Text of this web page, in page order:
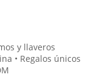
y llaveros
• Regalos únicos